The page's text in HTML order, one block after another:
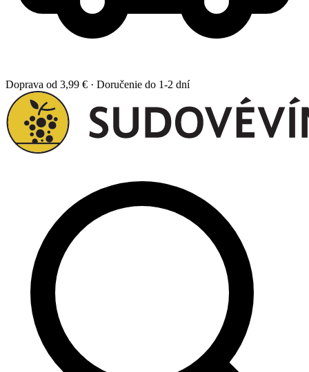
Doprava od 3,99 € · Doručenie do 1-2 dní